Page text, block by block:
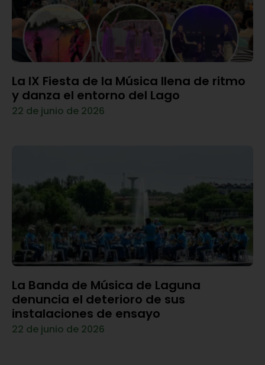
La IX Fiesta de la Música llena de ritmo
y danza el entorno del Lago
22 de junio de 2026
La Banda de Música de Laguna
denuncia el deterioro de sus
instalaciones de ensayo
22 de junio de 2026